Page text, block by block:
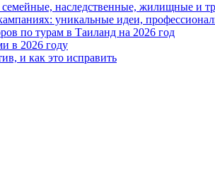
наследственные, жилищные и
уникальные идеи,
по турам в Таиланд на 2026 год
в 2026 году
и как это исправить